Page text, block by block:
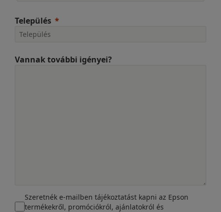
Település
Vannak további igényei?
Szeretnék e-mailben tájékoztatást kapni az Epson
termékekről, promóciókról, ajánlatokról és